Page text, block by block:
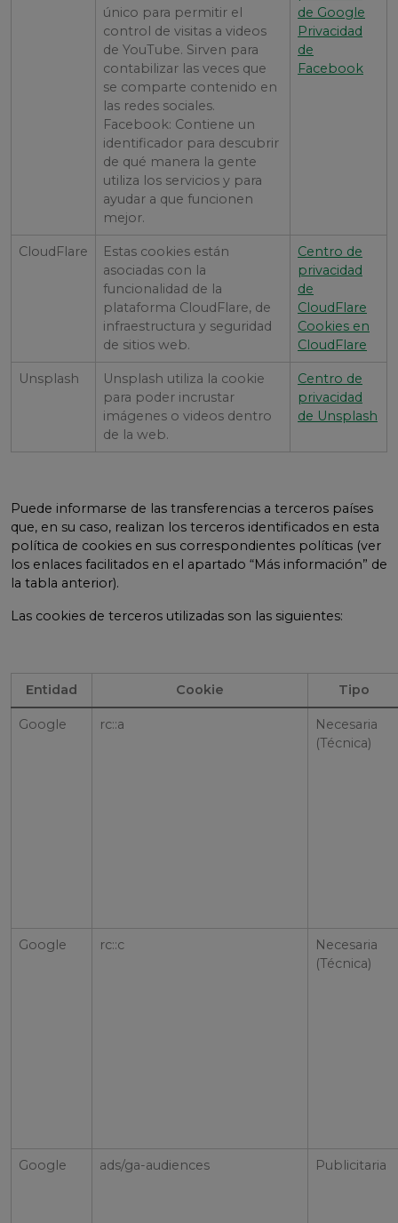
único para permitir el
control de visitas a videos
de YouTube. Sirven para
contabilizar las veces que
se comparte contenido en
las redes sociales.
Facebook: Contiene un
identificador para descubrir
de qué manera la gente
utiliza los servicios y para
ayudar a que funcionen
mejor.
de Google
Privacidad
de
Facebook
CloudFlare
Estas cookies están
asociadas con la
funcionalidad de la
plataforma CloudFlare, de
infraestructura y seguridad
de sitios web.
Centro de
privacidad
de
CloudFlare
Cookies en
CloudFlare
Unsplash
Unsplash utiliza la cookie
para poder incrustar
imágenes o videos dentro
de la web.
Centro de
privacidad
de Unsplash
Puede informarse de las transferencias a terceros países
que, en su caso, realizan los terceros identificados en esta
política de cookies en sus correspondientes políticas (ver
los enlaces facilitados en el apartado “Más información” de
la tabla anterior).
Las cookies de terceros utilizadas son las siguientes:
Entidad Cookie Tipo
Google rc::a
Necesaria
(Técnica)
Google rc::c
Necesaria
(Técnica)
Google ads/ga-audiences Publicitaria